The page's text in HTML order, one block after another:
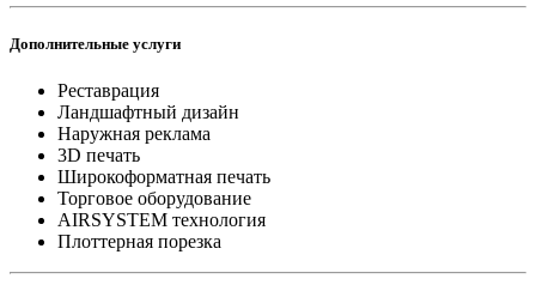
Дополнительные услуги
Реставрация
Ландшафтный дизайн
Наружная реклама
3D печать
Широкоформатная печать
Торговое оборудование
AIRSYSTEM технология
Плоттерная порезка